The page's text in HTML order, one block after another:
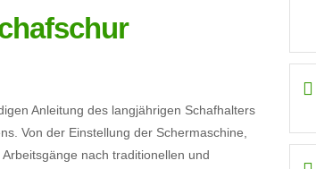
Anleitung des langjährigen Schafhalters
Von der Einstellung der Schermaschine,
nach traditionellen und